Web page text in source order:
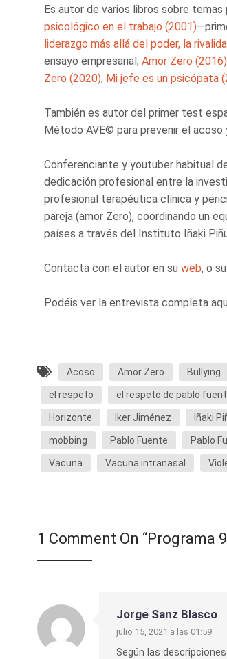
Es autor de varios libros sobre
psicológico en el trabajo (2001)
liderazgo más allá del poder, la
ensayo empresarial, Amor Zero (2016)
Zero (2020), Mi jefe es un psicópata
También es autor del primer test
Método AVE© para prevenir el
Conferenciante y youtuber habitual
dedicación profesional entre la
profesional terapéutica clínica y
pareja (amor Zero), coordinando un
países a través del Instituto Iñaki
Contacta con el autor en su web, o su
Podéis ver la entrevista completa
Acoso Amor Zero Bullying
el respeto el respeto de pablo
Horizonte Iker Jiménez Iñaki
mobbing Pablo Fuente Pablo
Vacuna Vacuna intranasal
1 Comment On “Programa
Jorge Sanz Blasco
julio 15, 2021 a las 01:59
Según las